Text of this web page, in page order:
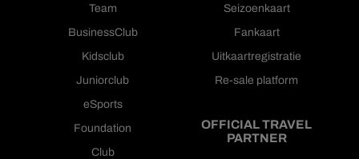
Team
BusinessClub
Kidsclub
Juniorclub
eSports
Foundation
Club
Seizoenkaart
Fankaart
Uitkaartregistratie
Re-sale platform
OFFICIAL TRAVEL
PARTNER